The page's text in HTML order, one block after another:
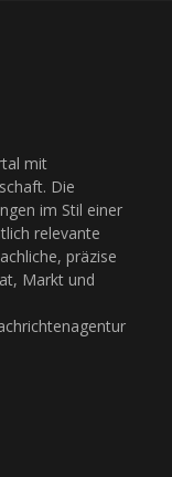
mit
Die
im Stil einer
relevante
präzise
Markt und